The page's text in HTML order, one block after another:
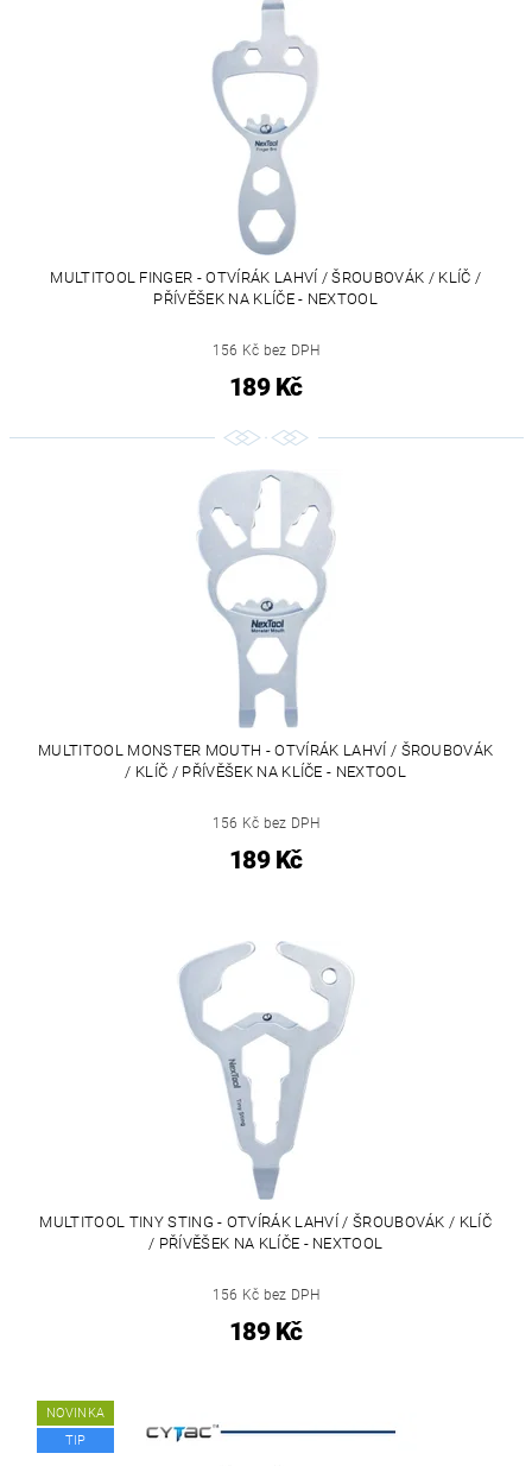
MULTITOOL FINGER - OTVÍRÁK LAHVÍ / ŠROUBOVÁK / KLÍČ /
PŘÍVĚŠEK NA KLÍČE - NEXTOOL
156 Kč bez DPH
189 Kč
MULTITOOL MONSTER MOUTH - OTVÍRÁK LAHVÍ / ŠROUBOVÁK
/ KLÍČ / PŘÍVĚŠEK NA KLÍČE - NEXTOOL
156 Kč bez DPH
189 Kč
MULTITOOL TINY STING - OTVÍRÁK LAHVÍ / ŠROUBOVÁK / KLÍČ
/ PŘÍVĚŠEK NA KLÍČE - NEXTOOL
156 Kč bez DPH
189 Kč
NOVINKA
TIP